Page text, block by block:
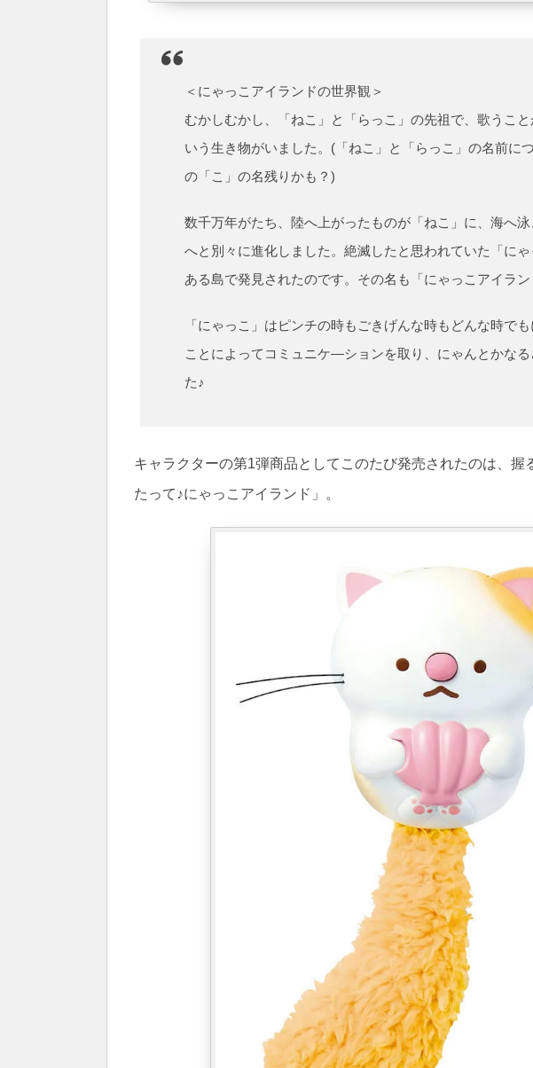
＜にゃっこアイランドの世界観＞
むかしむかし、「ねこ」と「らっこ」の先祖で、歌うこ
いう生き物がいました。(「ねこ」と「らっこ」の名前に
の「こ」の名残りかも？)
数千万年がたち、陸へ上がったものが「ねこ」に、海へ泳
へと別々に進化しました。絶滅したと思われていた「にゃ
ある島で発見されたのです。その名も「にゃっこアイラン
「にゃっこ」はピンチの時もごきげんな時もどんな時で
ことによってコミュニケ―ションを取り、にゃんとかな
た♪
キャラクターの第1弾商品としてこのたび発売されたのは、握
たって♪にゃっこアイランド」。